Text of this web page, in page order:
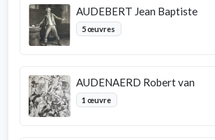
AUDEBERT Jean Baptiste
5 œuvres
AUDENAERD Robert van
1 œuvre